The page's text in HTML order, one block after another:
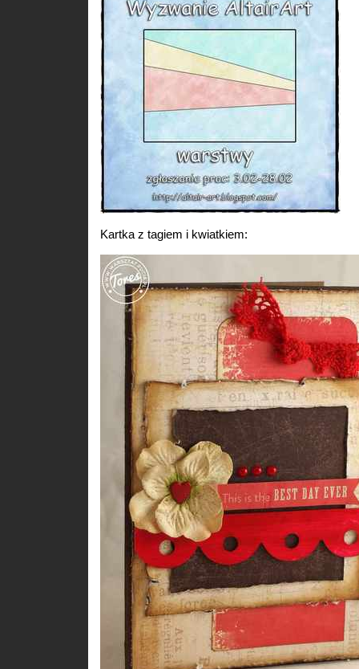
Kartka z tagiem i kwiatkiem: